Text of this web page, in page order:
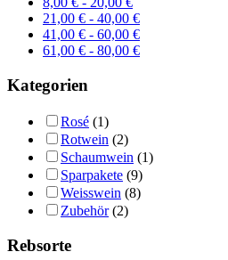
21,00 € - 40,00 €
41,00 € - 60,00 €
61,00 € - 80,00 €
Kategorien
Rosé (1)
Rotwein (2)
Schaumwein (1)
Sparpakete (9)
Weisswein (8)
Zubehör (2)
Rebsorte